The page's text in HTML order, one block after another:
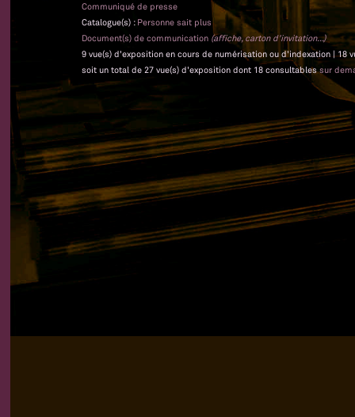
Communiqué de presse
Catalogue(s) : Personne sait plus
Document(s) de communication (affiche, carton d'invitation...)
9 vue(s) d'exposition en cours de numérisation ou d'indexation | 18
soit un total de 27 vue(s) d'exposition dont 18 consultablessur